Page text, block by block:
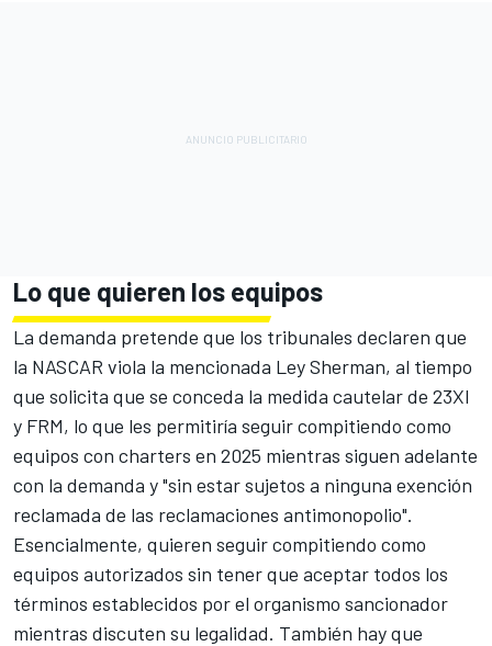
Lo que quieren los equipos
La demanda pretende que los tribunales declaren que
la NASCAR viola la mencionada Ley Sherman, al tiempo
que solicita que se conceda la medida cautelar de 23XI
y FRM, lo que les permitiría seguir compitiendo como
equipos con charters en 2025 mientras siguen adelante
con la demanda y "sin estar sujetos a ninguna exención
reclamada de las reclamaciones antimonopolio".
Esencialmente, quieren seguir compitiendo como
equipos autorizados sin tener que aceptar todos los
términos establecidos por el organismo sancionador
mientras discuten su legalidad. También hay que